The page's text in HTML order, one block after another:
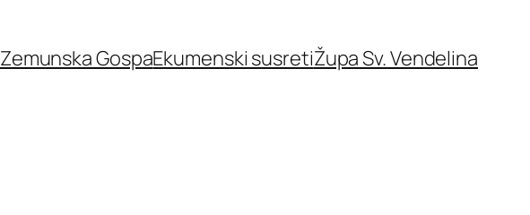
Zemunska GospaEkumenski susretiŽupa Sv. Vendelina